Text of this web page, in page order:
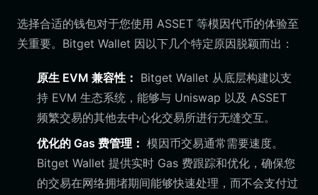
选择合适的钱包对于您使用 ASSET 等模因代币的体验至
关重要。Bitget Wallet 因以下几个特定原因脱颖而出：
原生 EVM 兼容性： Bitget Wallet 从底层构建以支
持 EVM 生态系统，能够与 Uniswap 以及 ASSET
频繁交易的其他去中心化交易所进行无缝交互。
优化的 Gas 费管理： 模因币交易通常需要速度。
Bitget Wallet 提供实时 Gas 费跟踪和优化，确保您
的交易在网络拥堵期间能够快速处理，而不会支付过